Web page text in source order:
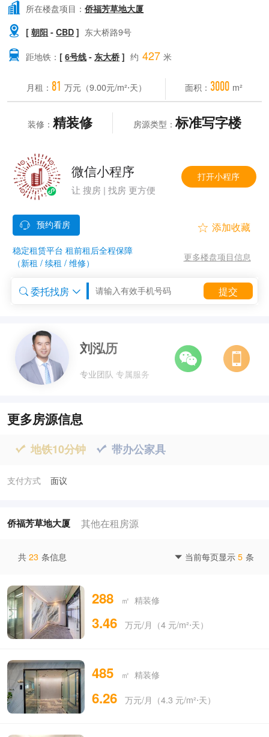

 所在楼盘项目：侨福芳草地大厦
 [朝阳 -CBD ] 东大桥路9号
 距地铁： [6号线 - 东大桥 ] 约 427 米
月租： 81 万元（9.00元/m²⋅天） 面积： 3000 m²
装修： 精装修 房源类型：标准写字楼
微信小程序
让 搜房 | 找房 更方便
打开小程序
稳定租赁平台 租前租后全程保障
（新租 / 续租 / 维修）

更多楼盘项目信息
 委托找房  提交
刘泓历
专业团队 专属服务
更多房源信息
 地铁10分钟  带办公家具
支付方式 面议
侨福芳草地大厦 其他在租房源
共 23 条信息  当前每页显示 5 条
288 ㎡ 精装修
3.46 万元/月（4 元/m²⋅天）
485 ㎡ 精装修
6.26 万元/月（4.3 元/m²⋅天）